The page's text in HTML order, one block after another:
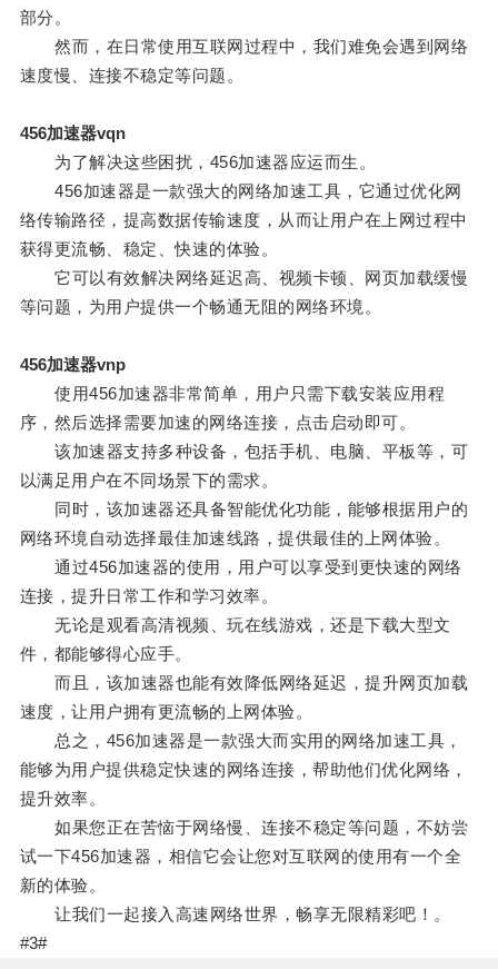
部分。
然而，在日常使用互联网过程中，我们难免会遇到网络
速度慢、连接不稳定等问题。
456加速器vqn
为了解决这些困扰，456加速器应运而生。
456加速器是一款强大的网络加速工具，它通过优化网
络传输路径，提高数据传输速度，从而让用户在上网过程中
获得更流畅、稳定、快速的体验。
它可以有效解决网络延迟高、视频卡顿、网页加载缓慢
等问题，为用户提供一个畅通无阻的网络环境。
456加速器vnp
使用456加速器非常简单，用户只需下载安装应用程
序，然后选择需要加速的网络连接，点击启动即可。
该加速器支持多种设备，包括手机、电脑、平板等，可
以满足用户在不同场景下的需求。
同时，该加速器还具备智能优化功能，能够根据用户的
网络环境自动选择最佳加速线路，提供最佳的上网体验。
通过456加速器的使用，用户可以享受到更快速的网络
连接，提升日常工作和学习效率。
无论是观看高清视频、玩在线游戏，还是下载大型文
件，都能够得心应手。
而且，该加速器也能有效降低网络延迟，提升网页加载
速度，让用户拥有更流畅的上网体验。
总之，456加速器是一款强大而实用的网络加速工具，
能够为用户提供稳定快速的网络连接，帮助他们优化网络，
提升效率。
如果您正在苦恼于网络慢、连接不稳定等问题，不妨尝
试一下456加速器，相信它会让您对互联网的使用有一个全
新的体验。
让我们一起接入高速网络世界，畅享无限精彩吧！。
#3#